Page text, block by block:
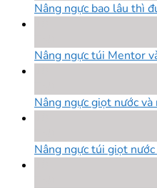
Nâng ngực bao lâu thì
Nâng ngực túi Mentor
Nâng ngực giọt nước
Nâng ngực túi giọt